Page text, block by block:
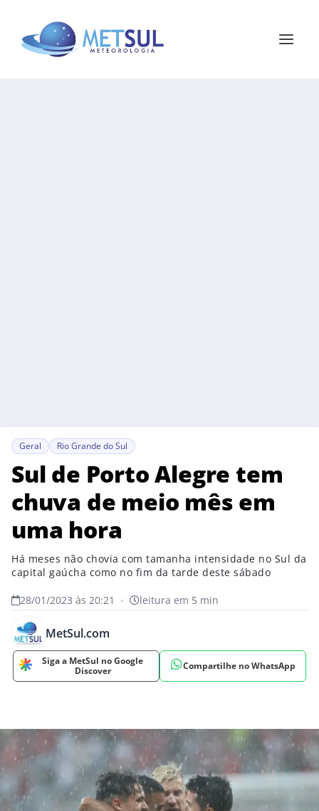
Geral Rio Grande do Sul
Sul de Porto Alegre tem
chuva de meio mês em
uma hora
Há meses não chovia com tamanha intensidade no Sul da
capital gaúcha como no fim da tarde deste sábado
28/01/2023 às 20:21 • leitura em 5 min
MetSul.com
Siga a MetSul no Google
Discover
Compartilhe no WhatsApp